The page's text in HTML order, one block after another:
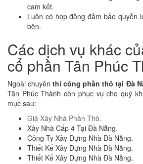
cam kết.
Luôn có hợp đồng đảm bảo quyền
bên.
Các dịch vụ khác
cổ phần Tân Phúc
Ngoài chuyênthi công phần thô tại Đà
Tân Phúc Thành còn phục vụ cho quý
mục sau:
Giá Xây Nhà Phần Thô.
Xây Nhà Cấp 4 Tại Đà Nẵng.
Công Ty Xây Dựng Nhà Đà Nẵng.
Thiết Kế Xây Dựng Nhà Đà Nẵng.
Thiết Kế Xây Dựng Nhà Đà Nẵng.